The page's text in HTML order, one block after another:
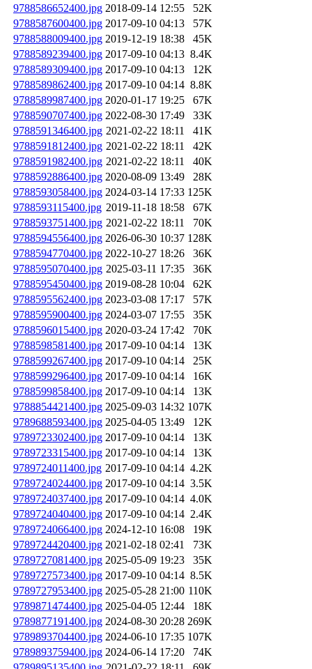
9788586652400.jpg 2018-09-14 12:55
52K
9788587600400.jpg 2017-09-10 04:13
57K
9788588009400.jpg 2019-12-19 18:38
45K
9788589239400.jpg 2017-09-10 04:13 8.4K
9788589309400.jpg 2017-09-10 04:13
12K
9788589862400.jpg 2017-09-10 04:14 8.8K
9788589987400.jpg 2020-01-17 19:25
67K
9788590707400.jpg 2022-08-30 17:49
33K
9788591346400.jpg 2021-02-22 18:11
41K
9788591812400.jpg 2021-02-22 18:11
42K
9788591982400.jpg 2021-02-22 18:11
40K
9788592886400.jpg 2020-08-09 13:49
28K
9788593058400.jpg 2024-03-14 17:33 125K
9788593115400.jpg 2019-11-18 18:58
67K
9788593751400.jpg 2021-02-22 18:11
70K
9788594556400.jpg 2026-06-30 10:37 128K
9788594770400.jpg 2022-10-27 18:26
36K
9788595070400.jpg 2025-03-11 17:35
36K
9788595450400.jpg 2019-08-28 10:04
62K
9788595562400.jpg 2023-03-08 17:17
57K
9788595900400.jpg 2024-03-07 17:55
35K
9788596015400.jpg 2020-03-24 17:42
70K
9788598581400.jpg 2017-09-10 04:14
13K
9788599267400.jpg 2017-09-10 04:14
25K
9788599296400.jpg 2017-09-10 04:14
16K
9788599858400.jpg 2017-09-10 04:14
13K
9788854421400.jpg 2025-09-03 14:32 107K
9789688593400.jpg 2025-04-05 13:49
12K
9789723302400.jpg 2017-09-10 04:14
13K
9789723315400.jpg 2017-09-10 04:14
13K
9789724011400.jpg 2017-09-10 04:14 4.2K
9789724024400.jpg 2017-09-10 04:14 3.5K
9789724037400.jpg 2017-09-10 04:14 4.0K
9789724040400.jpg 2017-09-10 04:14 2.4K
9789724066400.jpg 2024-12-10 16:08
19K
9789724420400.jpg 2021-02-18 02:41
73K
9789727081400.jpg 2025-05-09 19:23
35K
9789727573400.jpg 2017-09-10 04:14 8.5K
9789727953400.jpg 2025-05-28 21:00 110K
9789871474400.jpg 2025-04-05 12:44
18K
9789877191400.jpg 2024-08-30 20:28 269K
9789893704400.jpg 2024-06-10 17:35 107K
9789893759400.jpg 2024-06-14 17:20
74K